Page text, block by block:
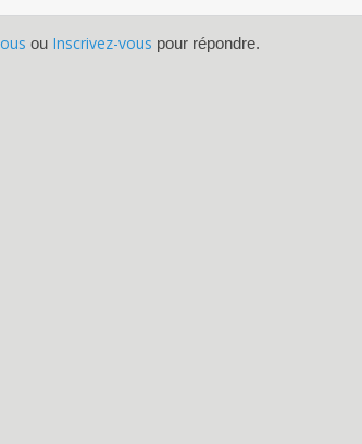
ou Inscrivez-vous pour répondre.